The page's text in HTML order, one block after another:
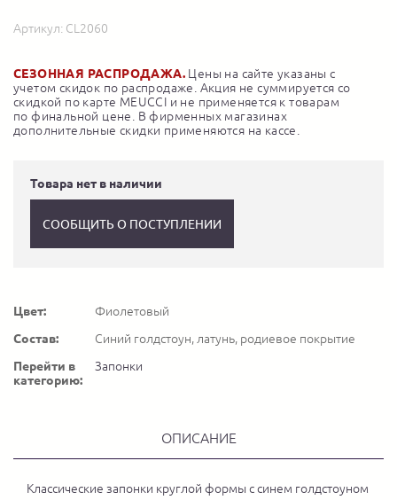
Артикул: CL2060
СЕЗОННАЯ РАСПРОДАЖА. Цены на сайте указаны с
учетом скидок по распродаже. Акция не суммируется со
скидкой по карте MEUCCI и не применяется к товарам
по финальной цене. В фирменных магазинах
дополнительные скидки применяются на кассе.
Товара нет в наличии
СООБЩИТЬ О ПОСТУПЛЕНИИ
Цвет:
Фиолетовый
Состав:
Синий голдстоун, латунь, родиевое покрытие
Перейти в
категорию:
Запонки
ОПИСАНИЕ
Классические запонки круглой формы с синем голдстоуном